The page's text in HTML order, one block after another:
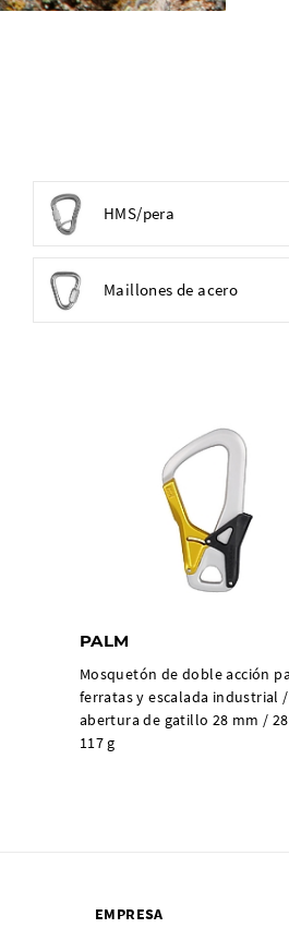
HMS/pera
Maillones de acero
PALM
Mosquetón de doble acción
ferratas y escalada industrial /
abertura de gatillo 28 mm /
117 g
EMPRESA